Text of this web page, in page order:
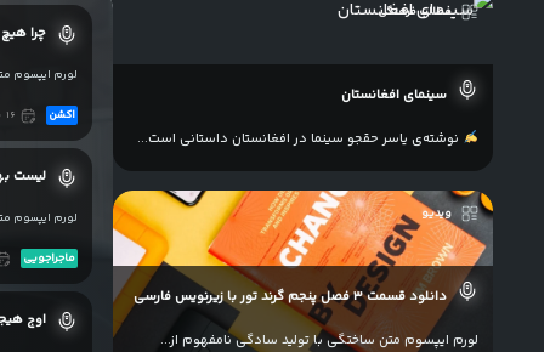
مطالب فرهنگی
سینمای افغانستان
نوشته‌ی یاسر حقجو سینما در افغانستان داستانی است
ویدیو
دانلود قسمت ۳ فصل پنجم گرند تور با زیرنویس فارسی
لورم ایپسوم متن ساختگی با تولید سادگی نامفهوم از
چرا
لورم ایپسوم
اکشن ۱۶
لیست
لورم ایپسوم
ماجراجویی
اوج